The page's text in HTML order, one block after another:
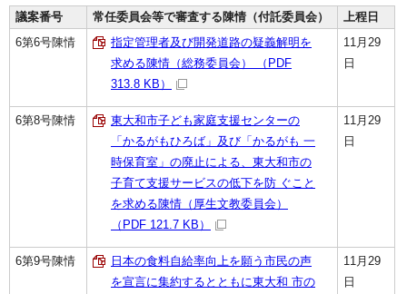
議案番号
常任委員会等で審査する陳情（付託委員会）
上程日
6第6号陳情
指定管理者及び開発道路の疑義解明を
求める陳情（総務委員会） （PDF
313.8 KB）
11月29
日
6第8号陳情
東大和市子ども家庭支援センターの
「かるがもひろば」及び「かるがも 一
時保育室」の廃止による、東大和市の
子育て支援サービスの低下を防 ぐこと
を求める陳情（厚生文教委員会）
（PDF 121.7 KB）
11月29
日
6第9号陳情
日本の食料自給率向上を願う市民の声
を宣言に集約するとともに東大和 市の
11月29
日